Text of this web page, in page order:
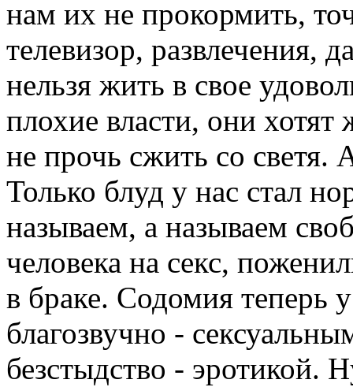
нам их не прокормить,
телевизор, развлечения,
нельзя жить в свое
плохие власти, они хотят
не прочь сжить со светя.
Только блуд у нас стал
называем, а называем
человека на секс,
в браке. Содомия теперь
благозвучно -
безстыдство - эротикой.